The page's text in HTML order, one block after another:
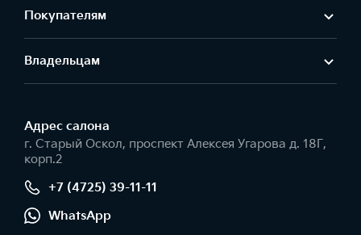
Покупателям
Владельцам
Адрес салонa
г. Старый Оскол, проспект Алексея Угарова д. 18Г,
корп.2
+7 (4725) 39-11-11
WhatsApp